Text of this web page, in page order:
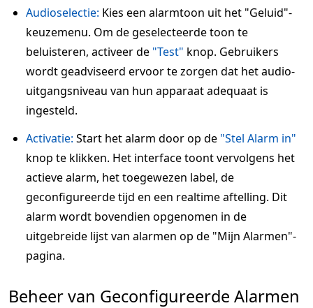
Audioselectie: Kies een alarmtoon uit het "Geluid"-
keuzemenu. Om de geselecteerde toon te
beluisteren, activeer de "Test" knop. Gebruikers
wordt geadviseerd ervoor te zorgen dat het audio-
uitgangsniveau van hun apparaat adequaat is
ingesteld.
Activatie: Start het alarm door op de "Stel Alarm in"
knop te klikken. Het interface toont vervolgens het
actieve alarm, het toegewezen label, de
geconfigureerde tijd en een realtime aftelling. Dit
alarm wordt bovendien opgenomen in de
uitgebreide lijst van alarmen op de "Mijn Alarmen"-
pagina.
Beheer van Geconfigureerde Alarmen